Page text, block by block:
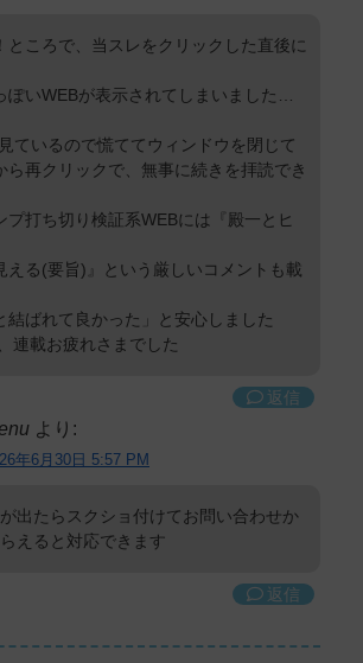
ころで、当スレをクリックした直後に
ぽいWEBが表示されてしまいました…
ているので慌ててウィンドウを閉じて
ら再クリックで、無事に続きを拝読でき
プ打ち切り検証系WEBには『殿一とヒ
える(要旨)』という厳しいコメントも載
結ばれて良かった」と安心しました
連載お疲れさまでした
返信
より:
年6月30日 5:57 PM
出たらスクショ付けてお問い合わせか
えると対応できます
返信